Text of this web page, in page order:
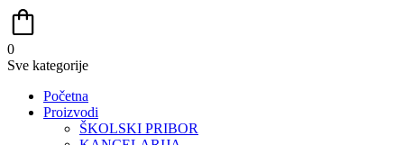
0
Sve kategorije
Početna
Proizvodi
ŠKOLSKI PRIBOR